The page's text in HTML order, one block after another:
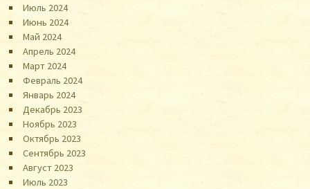
Июль 2024
Июнь 2024
Май 2024
Апрель 2024
Март 2024
Февраль 2024
Январь 2024
Декабрь 2023
Ноябрь 2023
Октябрь 2023
Сентябрь 2023
Август 2023
Июль 2023